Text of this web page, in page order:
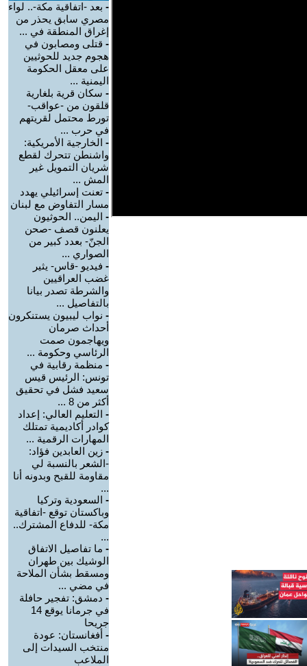
- بعد -اتفاقية مكة-.. لواء
مصري سابق يحذر من
إغراق المنطقة في ...
- قتلى ومصابون في
هجوم جديد للحوثيين
على معقل الحكومة
اليمنية ...
- سكان قرية بلغارية
قلقون من -عواقب-
تورط محتمل لقريتهم
في حرب ...
- الخارجية الأمريكية:
واشنطن تتحرك لقطع
شريان التمويل غير
المش ...
- تعنت إسرائيلي يهدد
مسار التفاوض مع لبنان
- اليمن.. الحوثيون
يعلنون قصف -صحن
الجنّ- بعدد كبير من
الصواري ...
- فيديو -قاس- يثير
غضب العراقيين
والشرطة تصدر بيانا
بالتفاصيل ...
- نواب ليبيون يستنكرون
أحداث صرمان
ويهاجمون صمت
الرئاسي وحكومة ...
- منظمة رقابية في
تونس: الرئيس قيس
سعيد فشل في تحقيق
أكثر من 8 ...
- التعليم العالي: إعداد
كوادر أكاديمية تمتلك
المهارات الرقمية ...
- زين العابدين فؤاد:
-الشعر بالنسبة لي
مقاومة للقبح وبدونه أنا
...
- السعودية وتركيا
وباكستان توقع -اتفاقية
مكة- للدفاع المشترك..
...
- ما تفاصيل الاتفاق
الوشيك بين طهران
ومسقط بشأن الملاحة
في مضي ...
- دمشق: تفجير حافلة
في جرمانا يوقع 14
جريحا
- أفغانستان: عودة
منتخب السيدات إلى
الملاعب